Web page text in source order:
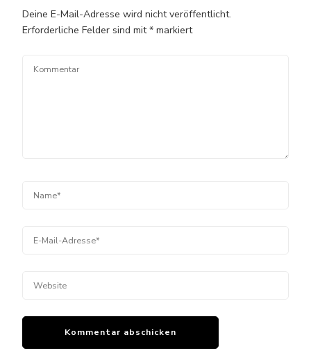
Deine E-Mail-Adresse wird nicht veröffentlicht.
Erforderliche Felder sind mit* markiert